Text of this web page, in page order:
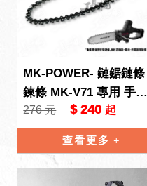
MK-POWER- 鏈鋸鏈條
鍊條 MK-V71 專用 手提
鏈鋸 電鋸 鏈條 替換 M
K-V71
276 元 $ 240 起
查看更多